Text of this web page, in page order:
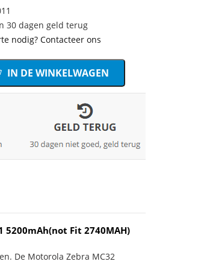
30 dagen geld terug
nodig? Contacteer ons
IN DE WINKELWAGEN
5200mAh(not Fit 2740MAH)
De Motorola Zebra MC32